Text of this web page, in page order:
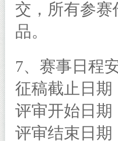
交，所有参
品。
7、赛事日程
征稿截止日期
评审开始日期
评审结束日期